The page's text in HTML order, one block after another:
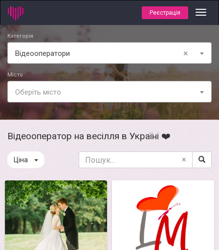
Реєстрація
Категорія
×
Відеооператори
Місто
Оберіть місто
Відеооператор на весілля в Україні ❤️
Ціна ×